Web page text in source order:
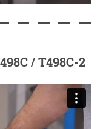
/ T498C-2